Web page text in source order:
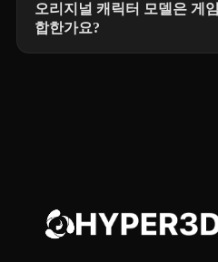
오리지널 캐릭터 모델은 게
합한가요?